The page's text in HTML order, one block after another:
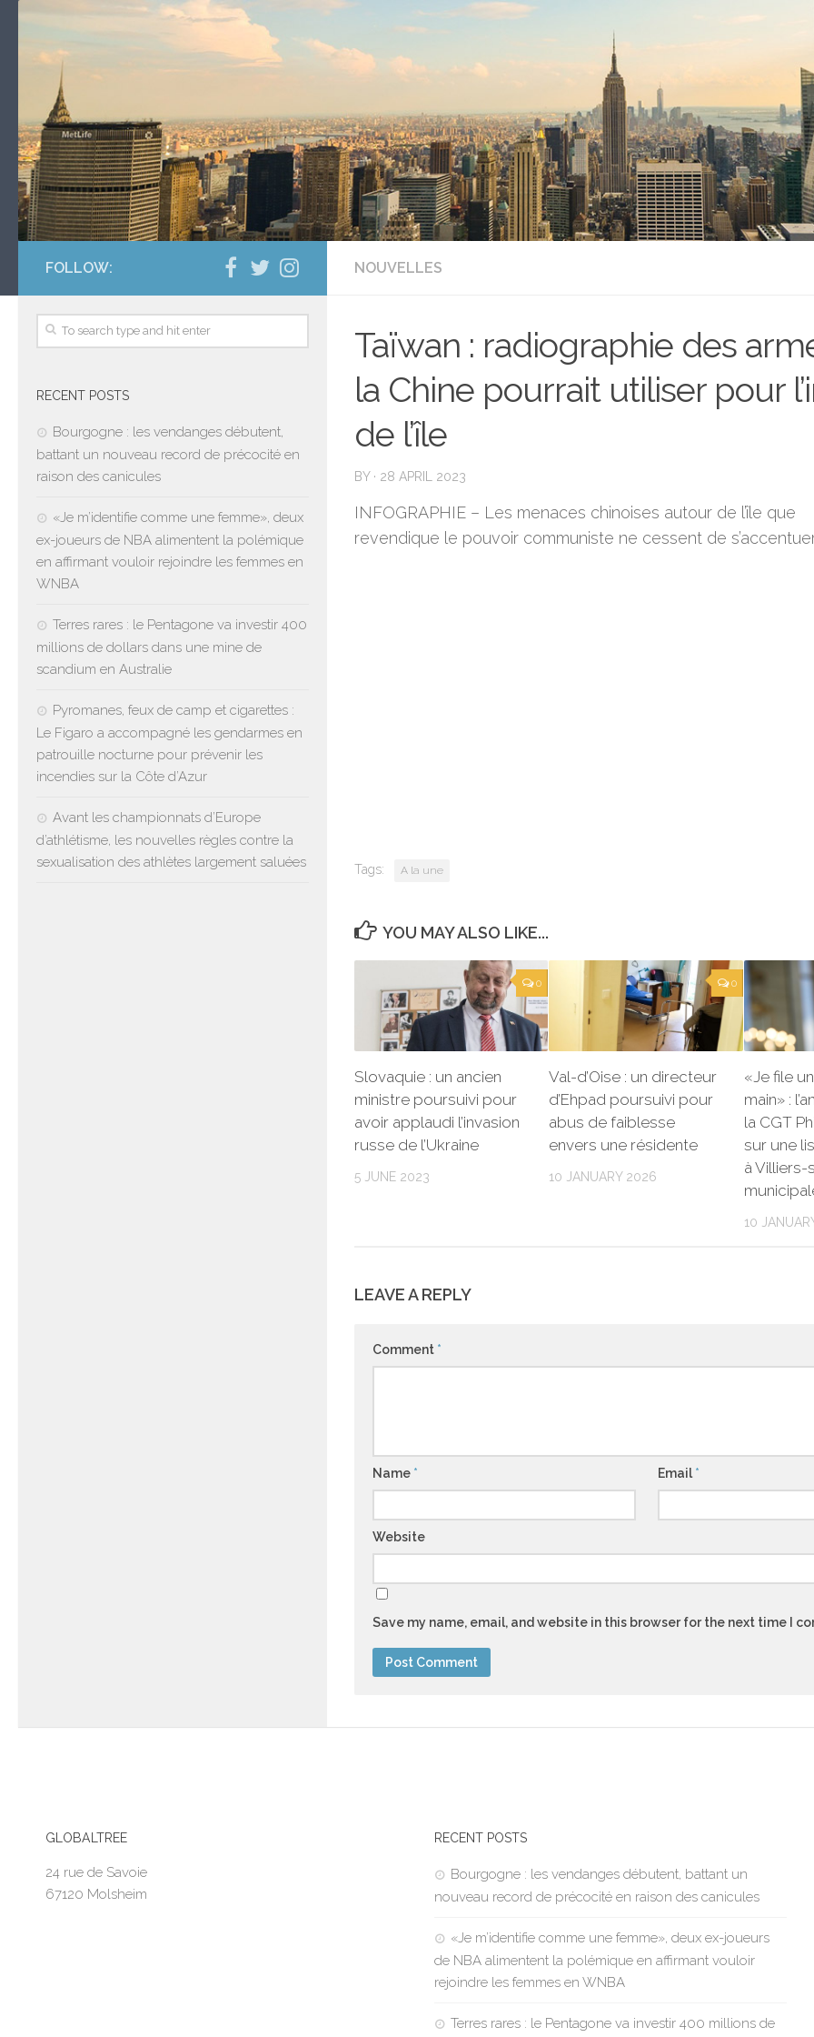
NOUVELLES
Taïwan : radiographie des
la Chine pourrait utiliser pour
de l’île
BY · 28 APRIL 2023
INFOGRAPHIE – Les menaces chinoises autour de l’île que
revendique le pouvoir communiste ne cessent de
Tags: A la une
YOU MAY ALSO LIKE...
0
Slovaquie : un ancien
ministre poursuivi pour
avoir applaudi l’invasion
russe de l’Ukraine
5 JUNE 2023
0
Val-d’Oise : un directeur
d’Ehpad poursuivi pour
abus de faiblesse
envers une résidente
10 JANUARY 2026
«Je file
main» :
la CGT
sur une
à Villiers-
10
LEAVE A REPLY
Comment *
Name * Email*
Website
Save my name, email, and website in this browser for the next time I
FOLLOW:
RECENT POSTS
Bourgogne : les vendanges débutent,
battant un nouveau record de précocité en
raison des canicules
«Je m’identifie comme une femme», deux
ex-joueurs de NBA alimentent la polémique
en affirmant vouloir rejoindre les femmes en
WNBA
Terres rares : le Pentagone va investir 400
millions de dollars dans une mine de
scandium en Australie
Pyromanes, feux de camp et cigarettes :
Le Figaro a accompagné les gendarmes en
patrouille nocturne pour prévenir les
incendies sur la Côte d’Azur
Avant les championnats d’Europe
d’athlétisme, les nouvelles règles contre la
sexualisation des athlètes largement saluées
GLOBALTREE
24 rue de Savoie
67120 Molsheim
RECENT POSTS
Bourgogne : les vendanges débutent, battant un
nouveau record de précocité en raison des canicules
«Je m’identifie comme une femme», deux ex-joueurs
de NBA alimentent la polémique en affirmant vouloir
rejoindre les femmes en WNBA
Terres rares : le Pentagone va investir 400 millions de